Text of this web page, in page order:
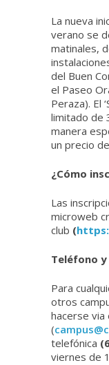
La nueva
verano se
matinales,
del Buen
el Paseo
Peraza). El
limitado de
manera
un precio
¿Cómo
Las
microweb
club (
Teléfono
Para
otros
hacerse via
(
telefónica
viernes de